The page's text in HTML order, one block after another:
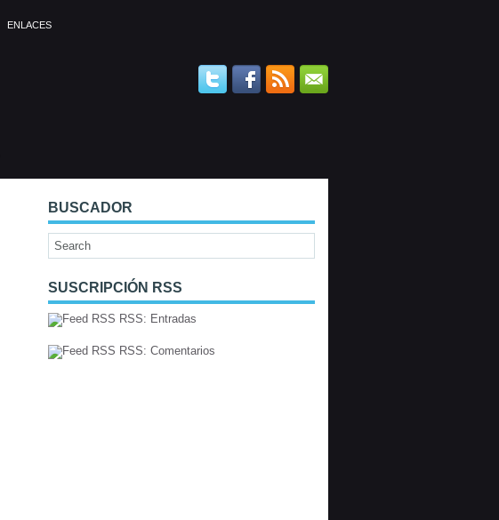
ENLACES
BUSCADOR
SUSCRIPCIÓN RSS
RSS: Entradas
RSS: Comentarios